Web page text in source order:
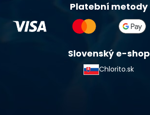
Platební metody
Slovenský e-shop
Chlorito.sk